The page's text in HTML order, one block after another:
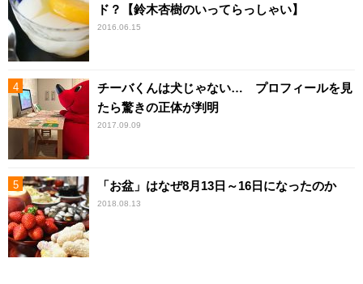
ド？【鈴木杏樹のいってらっしゃい】
2016.06.15
チーバくんは犬じゃない… プロフィールを見
たら驚きの正体が判明
2017.09.09
「お盆」はなぜ8月13日～16日になったのか
2018.08.13